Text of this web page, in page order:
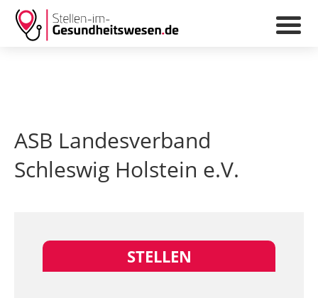
ASB Landesverband
Schleswig Holstein e.V.
STELLEN